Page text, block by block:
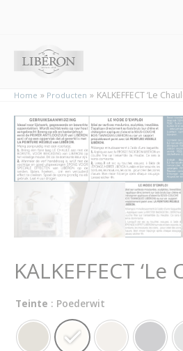
Home Producten KALKEFFECT ‘Le
KALKEFFECT ‘Le
Teinte : Poederwit